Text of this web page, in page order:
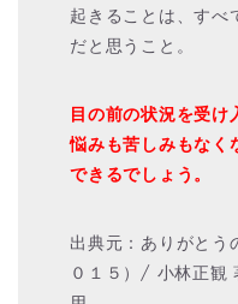
起きることは、すべ
だと思うこと。
目の前の状況を受け
悩みも苦しみもなく
できるでしょう。
出典元：ありがとう
０１５）/ 小林正観